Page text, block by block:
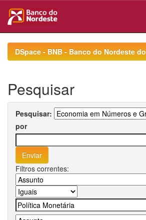
navigationDSpace - BNB - Banco do Nordeste
Pesquisar
Pesquisar:
por
Filtros correntes: